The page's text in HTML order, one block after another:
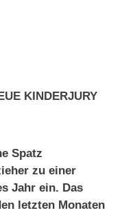
KINDERJURY
Spatz
zu einer
Jahr ein. Das
letzten Monaten